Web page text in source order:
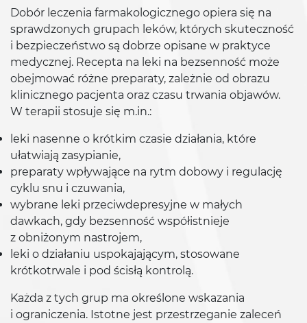
Dobór leczenia farmakologicznego opiera się na
sprawdzonych grupach leków, których skuteczność
i bezpieczeństwo są dobrze opisane w praktyce
medycznej. Recepta na leki na bezsenność może
obejmować różne preparaty, zależnie od obrazu
klinicznego pacjenta oraz czasu trwania objawów.
W terapii stosuje się m.in.:
leki nasenne o krótkim czasie działania, które
ułatwiają zasypianie,
preparaty wpływające na rytm dobowy i regulację
cyklu snu i czuwania,
wybrane leki przeciwdepresyjne w małych
dawkach, gdy bezsenność współistnieje
z obniżonym nastrojem,
leki o działaniu uspokajającym, stosowane
krótkotrwale i pod ścisłą kontrolą.
Każda z tych grup ma określone wskazania
i ograniczenia. Istotne jest przestrzeganie zaleceń